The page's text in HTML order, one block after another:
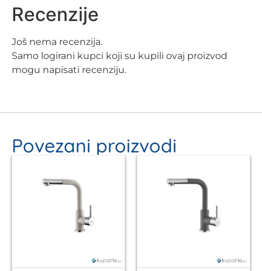
Recenzije
Još nema recenzija.
Samo logirani kupci koji su kupili ovaj proizvod
mogu napisati recenziju.
Povezani proizvodi